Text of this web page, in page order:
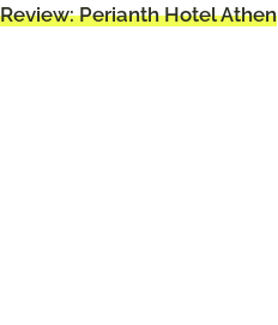
Review: Perianth Hotel Athen